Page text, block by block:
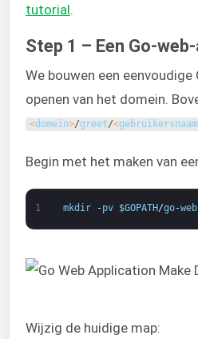
tutorial
Step 1 – Een Go-
We bouwen een
openen van het domein.
<domein>/greet/<gebruikersnaam
Begin met het maken van
1 mkdir -pv $GOPATH/go-web
Wijzig de huidige map: